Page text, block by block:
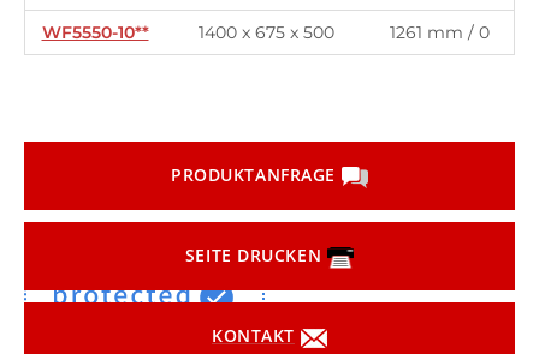
WF5550-10** 1400 x 675 x 500 1261 mm / 0
PRODUKTANFRAGE
SEITE DRUCKEN
KONTAKT